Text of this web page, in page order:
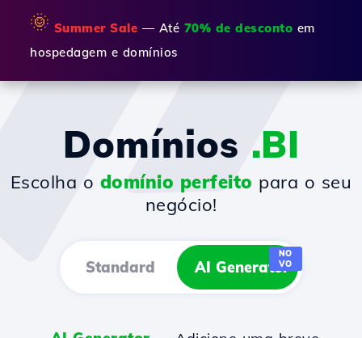
🌞 Summer Sale — Até 70% de desconto em
hospedagem e domínios
Domínios .BI
Escolha o domínio perfeito para o seu
negócio!
Standard AI Generator
NO
VO